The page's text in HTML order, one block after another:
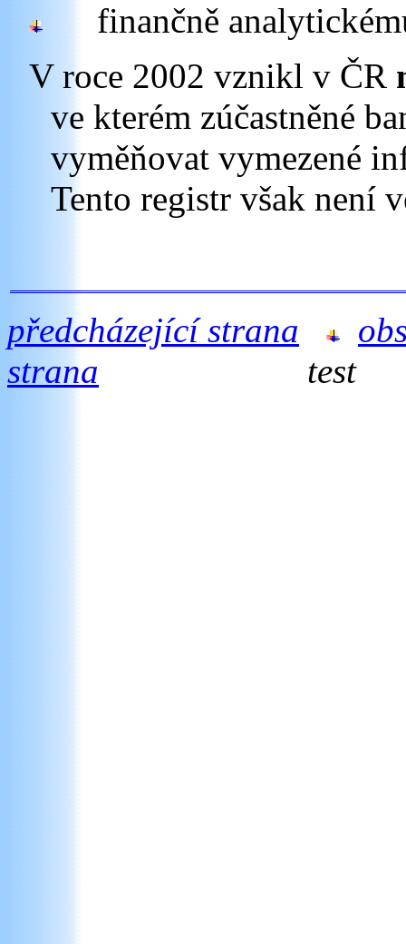
finančně
V roce 2002 vznikl v ČR
ve kterém zúčastněné
vyměňovat vymezené
Tento registr však není
předcházející strana
strana test